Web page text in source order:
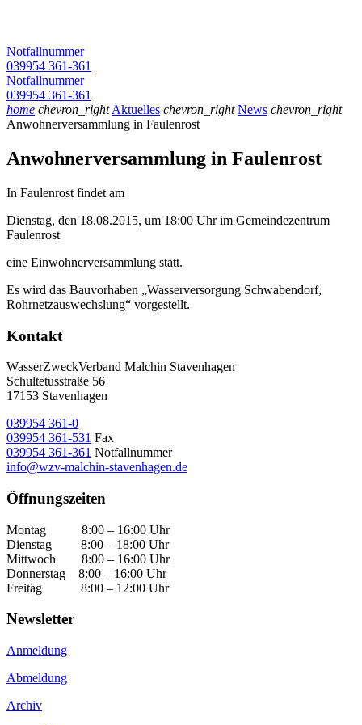
Notfallnummer
039954 361-361
Notfallnummer
039954 361-361
home chevron_right Aktuelles chevron_right News chevron_right
Anwohnerversammlung in Faulenrost
Anwohnerversammlung in Faulenrost
In Faulenrost findet am
Dienstag, den 18.08.2015, um 18:00 Uhr im Gemeindezentrum
Faulenrost
eine Einwohnerversammlung statt.
Es wird das Bauvorhaben „Wasserversorgung Schwabendorf,
Rohrnetzauswechslung“ vorgestellt.
Kontakt
WasserZweckVerband­ Malchin Stavenhagen
Schultetusstraße 56
17153 Stavenhagen
039954 361-0
039954 361-531 Fax
039954 361-361 Notfallnummer
info@wzv-malchin-stavenhagen.de
Öffnungszeiten
Montag 8:00 – 16:00 Uhr
Dienstag 8:00 – 18:00 Uhr
Mittwoch 8:00 – 16:00 Uhr
Donnerstag 8:00 – 16:00 Uhr
Freitag 8:00 – 12:00 Uhr
Newsletter
Anmeldung
Abmeldung
Archiv